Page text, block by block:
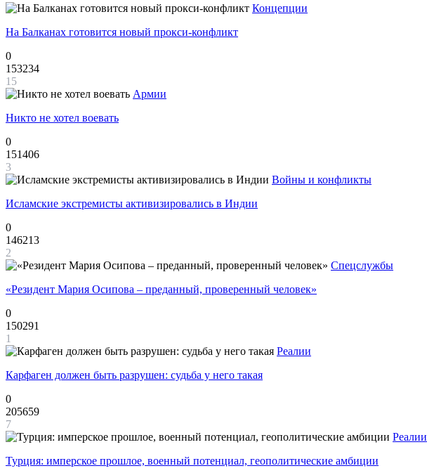
Концепции
На Балканах готовится новый прокси-конфликт
0
153234
15
Армии
Никто не хотел воевать
0
151406
3
Войны и конфликты
Исламские экстремисты активизировались в Индии
0
146213
2
Спецслужбы
«Резидент Мария Осипова – преданный, проверенный человек»
0
150291
1
Реалии
Карфаген должен быть разрушен: судьба у него такая
0
205659
7
Реалии
Турция: имперское прошлое, военный потенциал, геополитические амбиции